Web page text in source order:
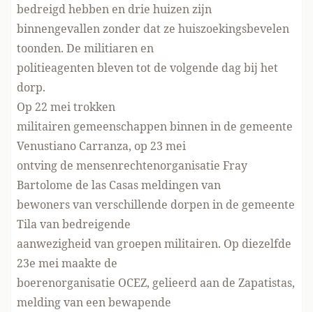
bedreigd hebben en drie huizen zijn
binnengevallen zonder dat ze huiszoekingsbevelen
toonden. De militiaren en
politieagenten bleven tot de volgende dag bij het
dorp.
Op 22 mei trokken
militairen gemeenschappen binnen in de gemeente
Venustiano Carranza, op 23 mei
ontving de mensenrechtenorganisatie Fray
Bartolome de las Casas meldingen van
bewoners van verschillende dorpen in de gemeente
Tila van bedreigende
aanwezigheid van groepen militairen. Op diezelfde
23e mei maakte de
boerenorganisatie OCEZ, gelieerd aan de Zapatistas,
melding van een bewapende